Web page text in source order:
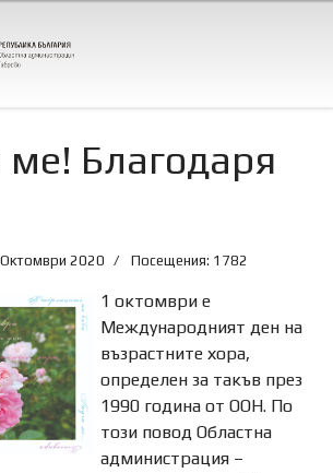
ме! Благодаря
2020 Посещения: 1782
1 октомври е
Международният ден на
възрастните хора,
определен за такъв през
1990 година от ООН. По
този повод Областна
администрация –